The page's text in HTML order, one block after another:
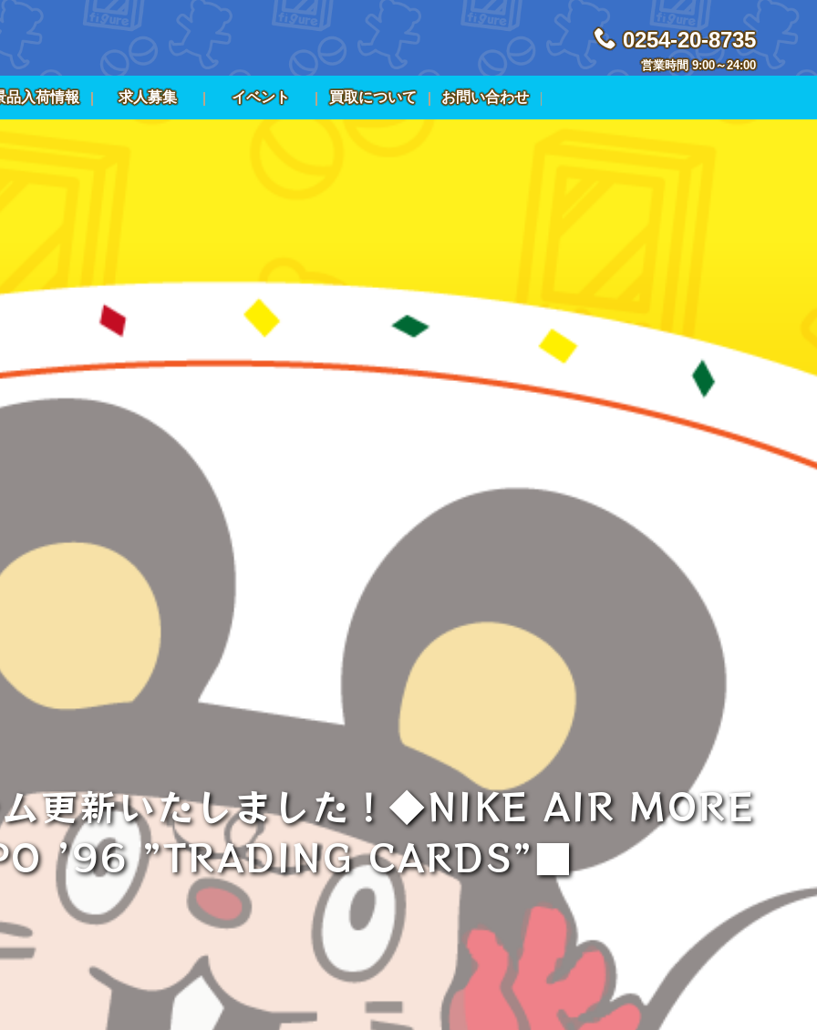
0254-20-8735
営業時間 9:00～24:00
品入荷情報 求人募集 イベント 買取について お問い合わせ
更新いたしました！◆NIKE AIR MORE
’96 ”TRADING CARDS”■